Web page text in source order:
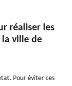
réaliser les
ville de
Pour éviter ces